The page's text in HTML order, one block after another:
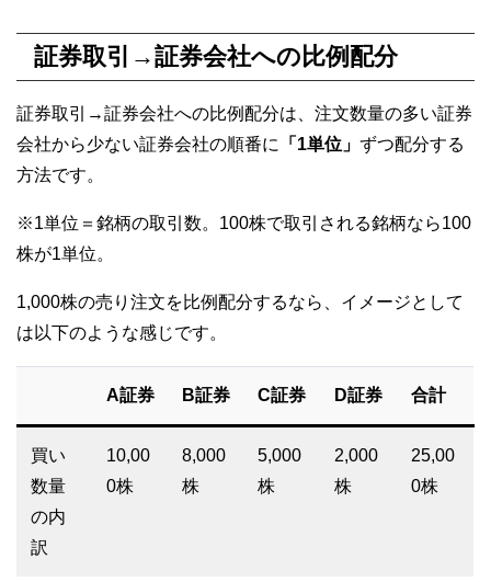
証券取引→証券会社への比例配分
証券取引→証券会社への比例配分は、注文数量の多い証券
会社から少ない証券会社の順番に
「1単位」 ずつ配分する
方法です。
※1単位＝銘柄の取引数。100株で取引される銘柄なら100
株が1単位。
1,000株の売り注文を比例配分するなら、イメージとして
は以下のような感じです。
A証券 B証券 C証券 D証券 合計
買い
数量
の内
訳
10,00
0株
8,000
株
5,000
株
2,000
株
25,00
0株